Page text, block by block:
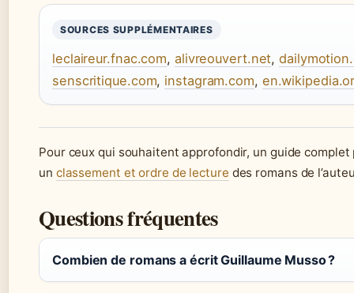
SOURCES SUPPLÉMENTAIRES
leclaireur.fnac.com, alivreouvert.net,
senscritique.com, instagram.com,
Pour ceux qui souhaitent approfondir, un guide complet
un classement et ordre de lecture des romans de
Questions fréquentes
Combien de romans a écrit Guillaume Musso ?